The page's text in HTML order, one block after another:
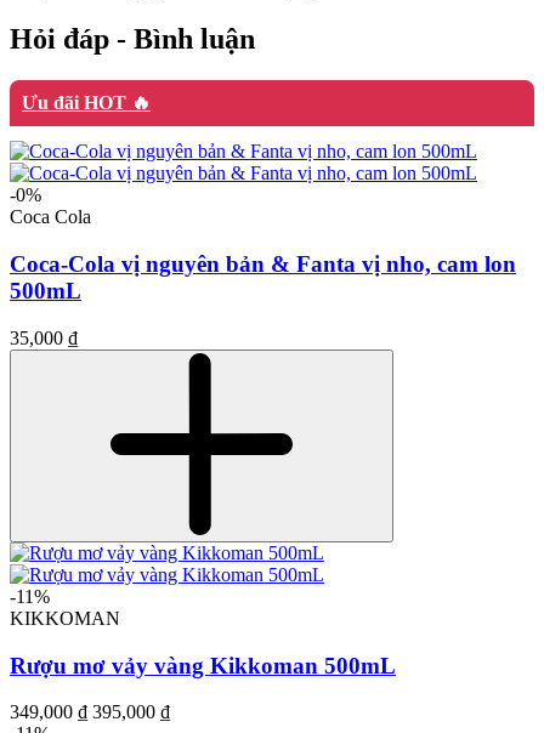
Hỏi đáp - Bình luận
Ưu đãi HOT 🔥
-0%
Coca Cola
Coca-Cola vị nguyên bản & Fanta vị nho, cam lon
500mL
35,000 ₫
-11%
KIKKOMAN
Rượu mơ vảy vàng Kikkoman 500mL
349,000 ₫ 395,000 ₫